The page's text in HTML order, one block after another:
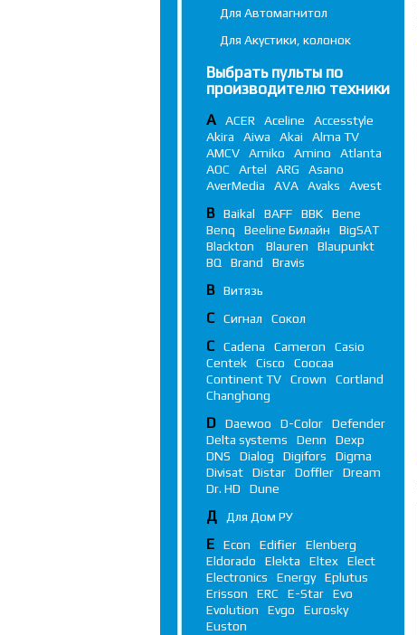
Для Автомагнитол
Для Акустики, колонок
Выбрать пульты по
производителю техники
A ACER Aceline
Accesstyle
Akira
Aiwa Akai
Alma TV
AMCV
Amiko Amino
Atlanta
AOC
Artel ARG
Asano
AverMedia
AVA Avaks Avest
B Baikal BAFF BBK
Bene
Benq
Beeline Билайн
BigSAT
Blackton
Blauren
Blaupunkt
BQ
Brand Bravis
В Витязь
С Сигнал Сокол
C Cadena Cameron
Casio
Centek
Cisco
Coocaa
Continent TV
Crown
Cortland
Changhong
D Daewoo D-Color
Defender
Delta systems
Denn
Dexp
DNS
Dialog Digifors
Digma
Divisat
Distar Doffler
Dream
Dr. HD
Dune
Д Для Дом РУ
E Econ Edifier
Elenberg
Eldorado
Elekta Eltex
Elect
Electronics
Energy
Eplutus
Erisson
ERC E-Star
Evo
Evolution
Evgo
Eurosky
Euston